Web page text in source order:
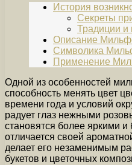
История
Секреты
Традиции
Описание
Символика
Применение
Одной из особенностей
способность менять цвет
времени года и условий
радует глаз нежными
становятся более яркими
отличается своей
делает его незаменимым
букетов и цветочных